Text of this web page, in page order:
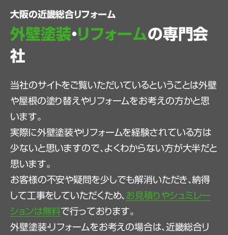
大阪の近畿総合リフォーム
外壁塗装・リフォームの専門会
社
当社のサイトをご覧いただいているということは外壁
や屋根の塗り替えやリフォームをお考えの方かと思
います。
実際に外壁塗装やリフォームを経験されている方は
少ないと思いますので、よくわからない方が大半だと
思います。
お客様の不安や疑問を少しでも解消いただき、納得
して工事をしていただくため、 お見積りやシュミレー
ションは無料で行っております。
外壁塗装・リフォームをお考えの場合は、近畿総合リ